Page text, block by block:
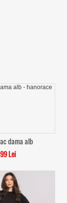
dama alb
99 Lei